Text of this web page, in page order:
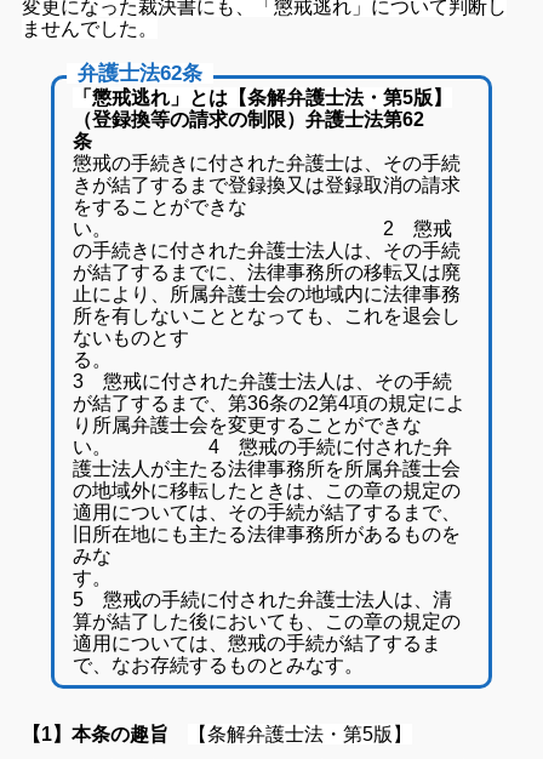
変更になった裁決書にも、「懲戒逃れ」について判断し
ませんでした。
弁護士法62条
「懲戒逃れ」とは【条解弁護士法・第5版】
（登録換等の請求の制限）弁護士法第62
懲戒の手続きに付された弁護士は、その手続
きが結了するまで登録換又は登録取消の請求
をすることができな
い。 2 懲戒
の手続きに付された弁護士法人は、その手続
が結了するまでに、法律事務所の移転又は廃
止により、所属弁護士会の地域内に法律事務
所を有しないこととなっても、これを退会し
ないものとす
る
3 懲戒に付された弁護士法人は、その手続
が結了するまで、第36条の2第4項の規定によ
り所属弁護士会を変更することができな
い。 4 懲戒の手続に付された弁
護士法人が主たる法律事務所を所属弁護士会
の地域外に移転したときは、この章の規定の
適用については、その手続が結了するまで、
旧所在地にも主たる法律事務所があるものを
みな
す
5 懲戒の手続に付された弁護士法人は、清
算が結了した後においても、この章の規定の
適用については、懲戒の手続が結了するま
で、なお存続するものとみなす。
【1】本条の趣旨
【条解弁護士法・第5版】